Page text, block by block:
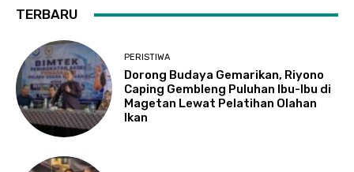
TERBARU
PERISTIWA
Dorong Budaya Gemarikan, Riyono
Caping Gembleng Puluhan Ibu-Ibu di
Magetan Lewat Pelatihan Olahan
Ikan